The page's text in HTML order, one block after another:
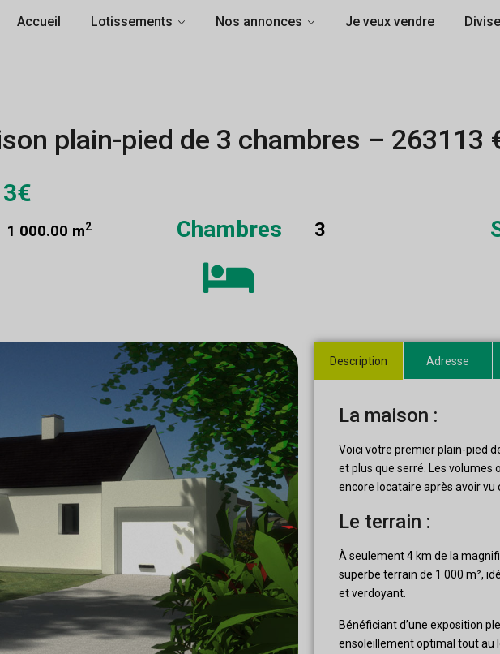
Accueil Lotissements Nos annonces Je veux vendre
plain-pied de 3 chambres – 263113
1 000.00 m2 Chambres 3
Description Adresse
La maison :
Voici votre premier plain-pied
et plus que serré. Les volumes
encore locataire après avoir vu
Le terrain :
À seulement 4 km de la
superbe terrain de 1 000 m²,
et verdoyant.
Bénéficiant d’une exposition
ensoleillement optimal tout au